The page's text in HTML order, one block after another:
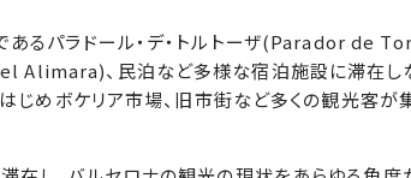
あるパラドール・デ・トルトーザ(Parador de
Alimara)、民泊など多様な宿泊施設に滞在し
はじめボケリア市場、旧市街など多くの観光客が